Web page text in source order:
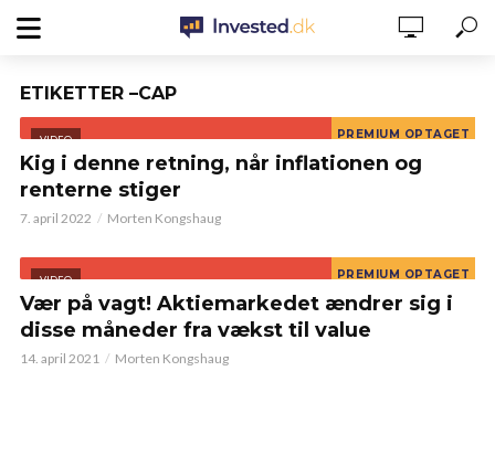
ETIKETTER –CAP
VIDEO
Kig i denne retning, når inflationen og
renterne stiger
7. april 2022 Morten Kongshaug
VIDEO
Vær på vagt! Aktiemarkedet ændrer sig i
disse måneder fra vækst til value
14. april 2021 Morten Kongshaug